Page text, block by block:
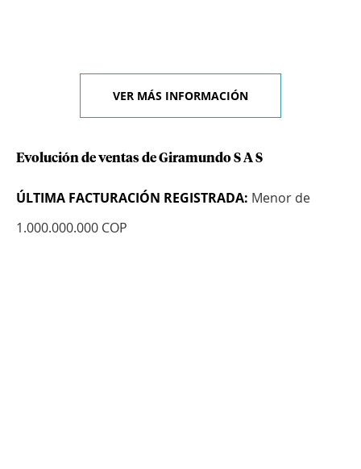
VER MÁS INFORMACIÓN
Evolución de ventas de Giramundo S A S
ÚLTIMA FACTURACIÓN REGISTRADA: Menor de
1.000.000.000 COP